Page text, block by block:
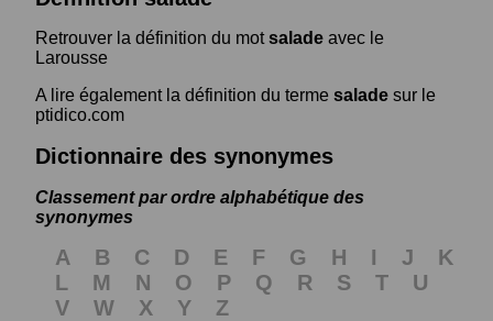
Retrouver la définition du motsalade avec le
Larousse
A lire également la définition du terme salade sur le
ptidico.com
Dictionnaire des synonymes
Classement par ordre alphabétique des
synonymes
A B C D E F G H I J
K
L
M N O P Q R S T
U
V
W X Y
Z